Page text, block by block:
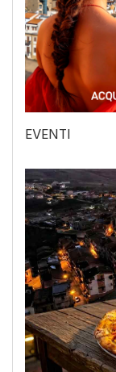
EVENTI